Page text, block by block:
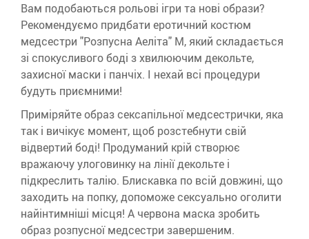
Вам подобаються рольові ігри та нові образи?
Рекомендуємо придбати еротичний костюм
медсестри "Розпусна Аеліта" М, який складається
зі спокусливого боді з хвилюючим декольте,
захисної маски і панчіх. І нехай всі процедури
будуть приємними!
Приміряйте образ сексапільної медсестрички, яка
так і вичікує момент, щоб розстебнути свій
відвертий боді! Продуманий крій створює
вражаючу улоговинку на лінії декольте і
підкреслить талію. Блискавка по всій довжині, що
заходить на попку, допоможе сексуально оголити
найінтимніші місця! А червона маска зробить
образ розпусної медсестри завершеним.